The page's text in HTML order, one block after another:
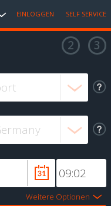
EINLOGGEN SELF SERVICE
Weitere Optionen